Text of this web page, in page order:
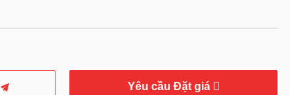
Yêu cầu Đặt giá